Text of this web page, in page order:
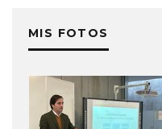
MIS FOTOS